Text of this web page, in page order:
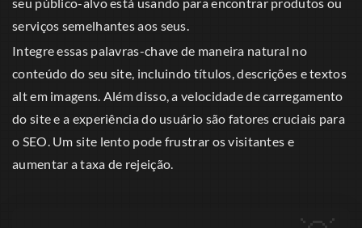
seu público-alvo está usando para encontrar produtos ou
serviços semelhantes aos seus.
Integre essas palavras-chave de maneira natural no
conteúdo do seu site, incluindo títulos, descrições e textos
alt em imagens. Além disso, a velocidade de carregamento
do site e a experiência do usuário são fatores cruciais para
o SEO. Um site lento pode frustrar os visitantes e
aumentar a taxa de rejeição.